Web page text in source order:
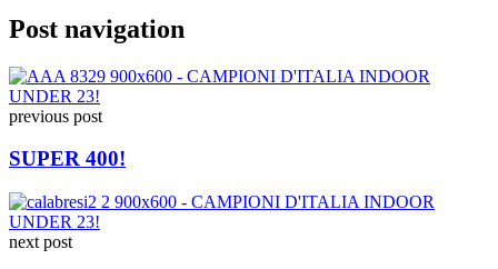
Post navigation
previous post
SUPER 400!
next post